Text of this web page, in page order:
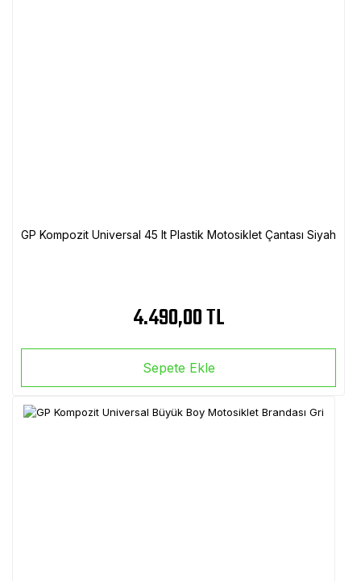
GP Kompozit Universal 45 lt Plastik Motosiklet Çantası Siyah
4.490,00 TL
Sepete Ekle